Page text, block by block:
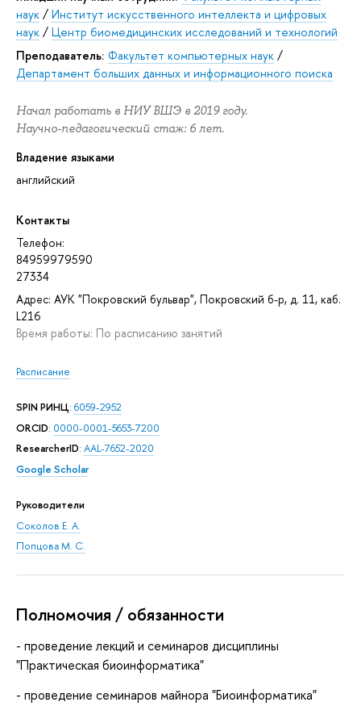
наук / Институт искусственного интеллекта и цифровых
наук / Центр биомедицинских исследований и технологий
Преподаватель: Факультет компьютерных наук /
Департамент больших данных и информационного поиска
Начал работать в НИУ ВШЭ в 2019 году.
Научно-педагогический стаж: 6 лет.
Владение языками
английский
Контакты
Телефон:
84959979590
27334
Адрес: АУК "Покровский бульвар", Покровский б-р, д. 11, каб.
L216
Время работы: По расписанию занятий
Расписание
SPIN РИНЦ: 6059-2952
ORCID: 0000-0001-5653-7200
ResearcherID: AAL-7652-2020
Google Scholar
Руководители
Соколов Е. А.
Попцова М. С.
Полномочия / обязанности
- проведение лекций и семинаров дисциплины
"Практическая биоинформатика"
- проведение семинаров майнора "Биоинформатика"